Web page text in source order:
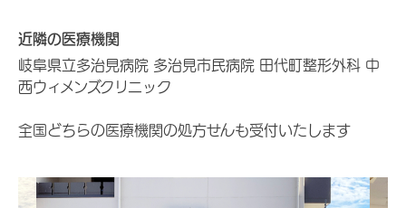
近隣の医療機関
岐阜県立多治見病院 多治見市民病院 田代町整形外科 中
西ウィメンズクリニック
全国どちらの医療機関の処方せんも受付いたします